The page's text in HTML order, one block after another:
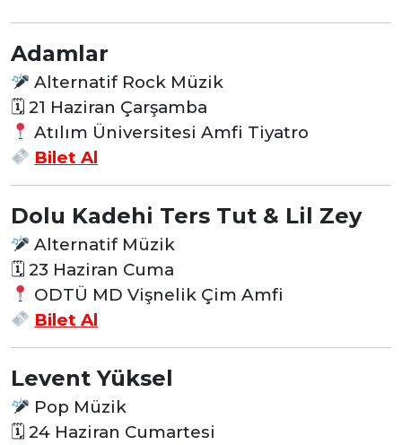
Adamlar
Alternatif Rock Müzik
🗓 21 Haziran Çarşamba
Atılım Üniversitesi Amfi Tiyatro
Bilet Al
Dolu Kadehi Ters Tut & Lil Zey
Alternatif Müzik
🗓 23 Haziran Cuma
ODTÜ MD Vişnelik Çim Amfi
Bilet Al
Levent Yüksel
Pop Müzik
🗓 24 Haziran Cumartesi